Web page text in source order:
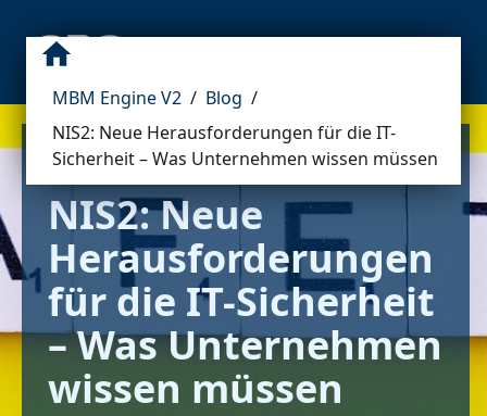
MBM Engine V2 / Blog /
NIS2: Neue Herausforderungen für die IT-
Sicherheit – Was Unternehmen wissen müssen
NIS2: Neue
Herausforderungen
für die IT-Sicherheit
– Was Unternehmen
wissen müssen